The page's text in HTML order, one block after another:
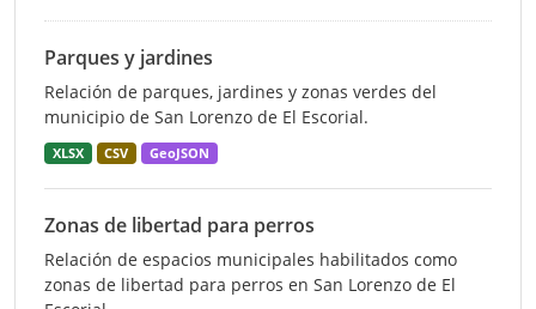
Parques y jardines
Relación de parques, jardines y zonas verdes del
municipio de San Lorenzo de El Escorial.
XLSX CSV GeoJSON
Zonas de libertad para perros
Relación de espacios municipales habilitados como
zonas de libertad para perros en San Lorenzo de El